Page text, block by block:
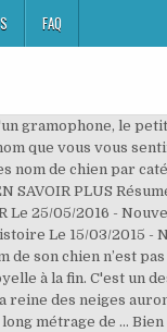
FAQ
gramophone, le
que vous vous
nom de chien par
SAVOIR PLUS
Le 25/05/2016 -
Le 15/03/2015 -
de son chien n’est
à la fin. C'est un
reine des neiges
métrage de …